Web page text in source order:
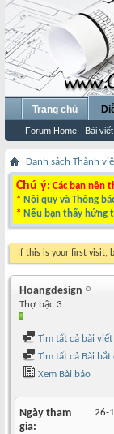
Trang chủ
Forum Home Bài
Danh sách Thành
Chú ý: Các bạn nên
* Nội quy và Thông
* Nếu bạn thấy hứng
If this is your first visit,
Hoangdesign
Thợ bậc 3
Tìm tất cả bài viết
Tìm tất cả Bài bắt
Xem Bài báo
Ngày tham
gia
26-